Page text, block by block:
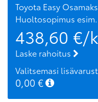
Toyota Easy
Huoltosopimus esim.
438,60 €/
Laske rahoitus
Valitsemasi
0,00 €